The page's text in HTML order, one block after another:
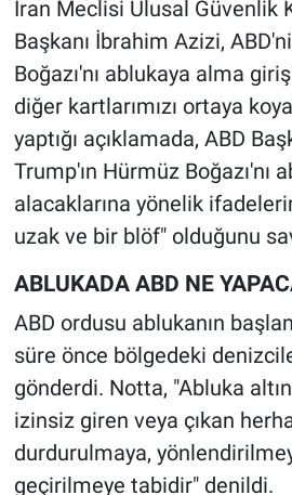
İran Meclisi Ulusal Güvenlik
Başkanı İbrahim Azizi,
Boğazı'nı ablukaya alma
diğer kartlarımızı ortaya
yaptığı açıklamada, ABD
Trump'ın Hürmüz Boğazı'nı
alacaklarına yönelik
uzak ve bir blöf" olduğunu
ABLUKADA ABD NE
ABD ordusu ablukanın
süre önce bölgedeki
gönderdi. Notta, "Abluka
izinsiz giren veya çıkan
durdurulmaya,
geçirilmeye tabidir" denildi.